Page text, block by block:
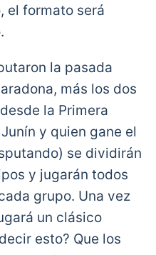
el formato será
la pasada
más los dos
la Primera
y quien gane el
se dividirán
y jugarán todos
grupo. Una vez
un clásico
esto? Que los